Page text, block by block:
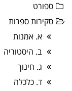
ספורט
סקירות ספרות
א. אמנות
ב. היסטוריה
ג. חינוך
ד. כלכלה